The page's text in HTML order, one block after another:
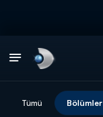
Tümü Bölümler